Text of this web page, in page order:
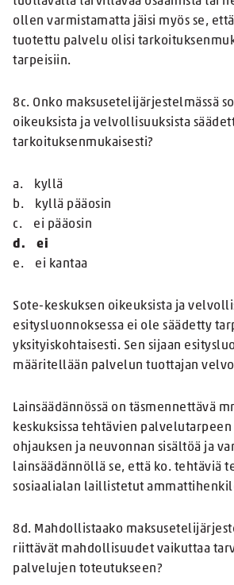
ollen varmistamatta jäisi myös se,
tuotettu palvelu olisi
tarpeisiin.
8c. Onko maksusetelijärjestelmässä
oikeuksista ja velvollisuuksista
tarkoituksenmukaisesti?
a. kyllä
b. kyllä pääosin
c. ei pääosin
d. ei
e. ei kantaa
Sote-keskuksen oikeuksista ja
esitysluonnoksessa ei ole säädetty
yksityiskohtaisesti. Sen sijaan
määritellään palvelun tuottajan
Lainsäädännössä on täsmennettävä
keskuksissa tehtävien
ohjauksen ja neuvonnan sisältöä ja
lainsäädännöllä se, että ko. tehtäviä
sosiaalialan laillistetut
8d. Mahdollistaako
riittävät mahdollisuudet vaikuttaa
palvelujen toteutukseen?